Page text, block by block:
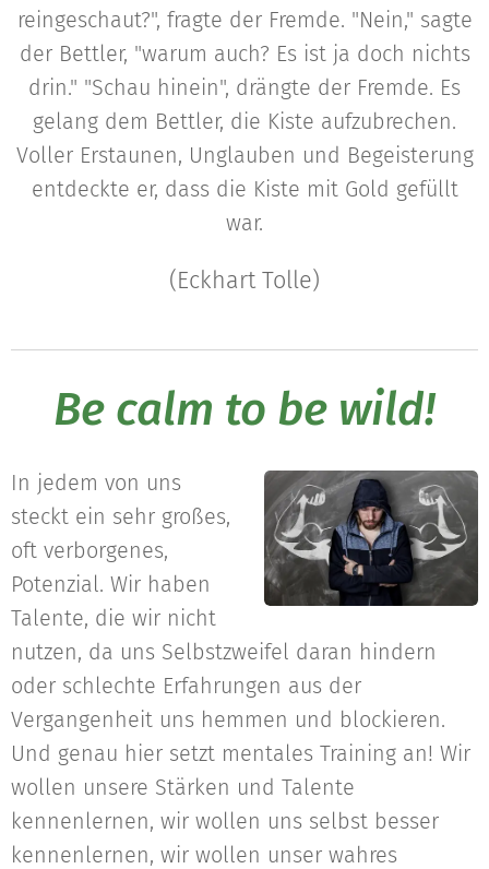
reingeschaut?", fragte der Fremde. "Nein," sagte
der Bettler, "warum auch? Es ist ja doch nichts
drin." "Schau hinein", drängte der Fremde. Es
gelang dem Bettler, die Kiste aufzubrechen.
Voller Erstaunen, Unglauben und Begeisterung
entdeckte er, dass die Kiste mit Gold gefüllt
war.
(Eckhart Tolle)
Be calm to be wild!
In jedem von uns
steckt ein sehr großes,
oft verborgenes,
Potenzial. Wir haben
Talente, die wir nicht
nutzen, da uns Selbstzweifel daran hindern
oder schlechte Erfahrungen aus der
Vergangenheit uns hemmen und blockieren.
Und genau hier setzt mentales Training an! Wir
wollen unsere Stärken und Talente
kennenlernen, wir wollen uns selbst besser
kennenlernen, wir wollen unser wahres